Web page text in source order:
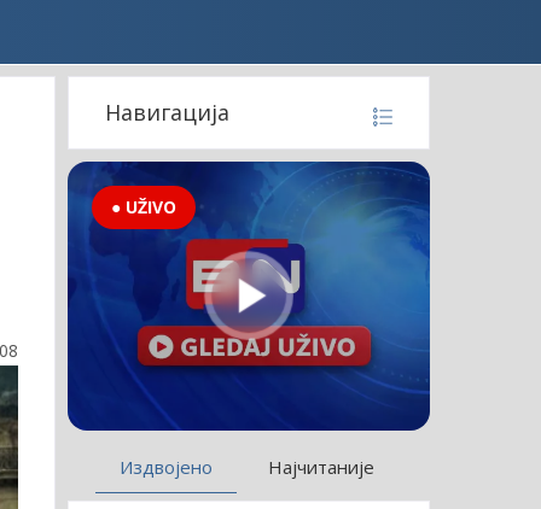
Навигација
● UŽIVO
Издвојено Најчитаније